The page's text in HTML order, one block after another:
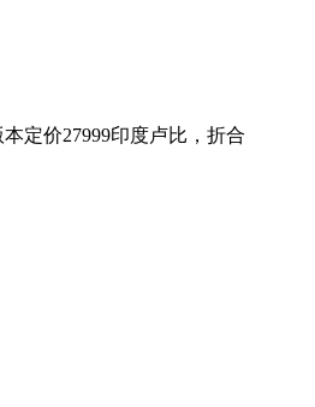
定价27999印度卢比，折合